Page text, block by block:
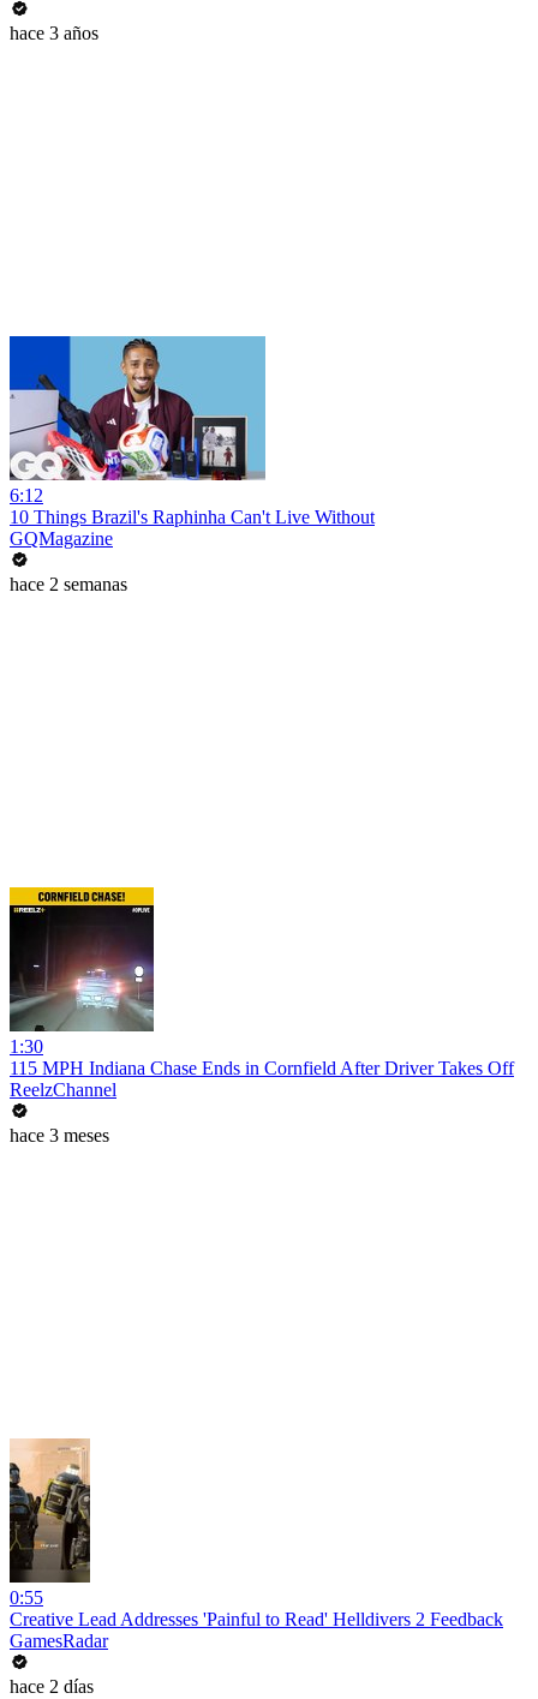
hace 3 años
6:12
10 Things Brazil's Raphinha Can't Live Without
GQMagazine
hace 2 semanas
1:30
115 MPH Indiana Chase Ends in Cornfield After Driver Takes Off
ReelzChannel
hace 3 meses
0:55
Creative Lead Addresses 'Painful to Read' Helldivers 2 Feedback
GamesRadar
hace 2 días